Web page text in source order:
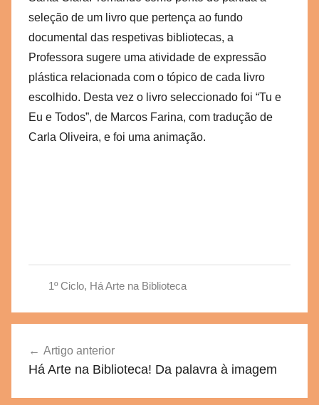
b
s
c
seleção de um livro que pertença ao fundo
documental das respetivas bibliotecas, a
Professora sugere uma atividade de expressão
plástica relacionada com o tópico de cada livro
escolhido. Desta vez o livro seleccionado foi “Tu e
Eu e Todos”, de Marcos Farina, com tradução de
Carla Oliveira, e foi uma animação.
1º Ciclo, Há Arte na Biblioteca
de
Artigo anterior
Há Arte na Biblioteca! Da palavra à imagem